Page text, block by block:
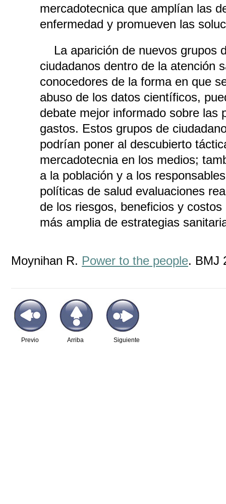
mercadotecnica que amplían las
enfermedad y promueven las
La aparición de nuevos grupos
ciudadanos dentro de la atención
conocedores de la forma en que
abuso de los datos científicos,
debate mejor informado sobre las
gastos. Estos grupos de
podrían poner al descubierto
mercadotecnia en los medios;
a la población y a los
políticas de salud evaluaciones
de los riesgos, beneficios y
más amplia de estrategias
Moynihan R. Power to the people. BMJ
Arriba
Previo Siguiente